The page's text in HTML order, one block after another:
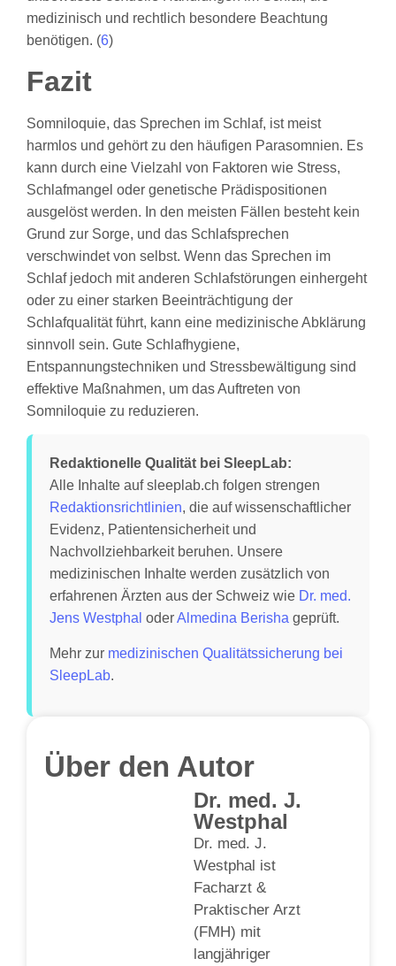
medizinisch und rechtlich besondere Beachtung
benötigen. (6)
Fazit
Somniloquie, das Sprechen im Schlaf, ist meist
harmlos und gehört zu den häufigen Parasomnien. Es
kann durch eine Vielzahl von Faktoren wie Stress,
Schlafmangel oder genetische Prädispositionen
ausgelöst werden. In den meisten Fällen besteht kein
Grund zur Sorge, und das Schlafsprechen
verschwindet von selbst. Wenn das Sprechen im
Schlaf jedoch mit anderen Schlafstörungen einhergeht
oder zu einer starken Beeinträchtigung der
Schlafqualität führt, kann eine medizinische Abklärung
sinnvoll sein. Gute Schlafhygiene,
Entspannungstechniken und Stressbewältigung sind
effektive Maßnahmen, um das Auftreten von
Somniloquie zu reduzieren.
Redaktionelle Qualität bei SleepLab:
Alle Inhalte auf sleeplab.ch folgen strengen
Redaktionsrichtlinien, die auf wissenschaftlicher
Evidenz, Patientensicherheit und
Nachvollziehbarkeit beruhen. Unsere
medizinischen Inhalte werden zusätzlich von
erfahrenen Ärzten aus der Schweiz wie Dr. med.
Jens Westphal oderAlmedina Berisha geprüft.
Mehr zur medizinischen Qualitätssicherung bei
SleepLab.
Über den Autor
Dr. med. J.
Westphal
Dr. med. J.
Westphal ist
Facharzt &
Praktischer Arzt
(FMH) mit
langjähriger